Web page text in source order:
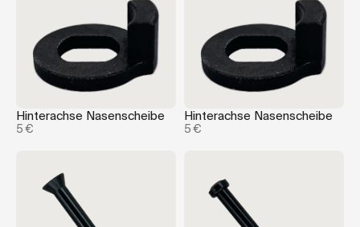
Hinterachse Nasenscheibe
5 €
Hinterachse Nasenscheibe
5 €